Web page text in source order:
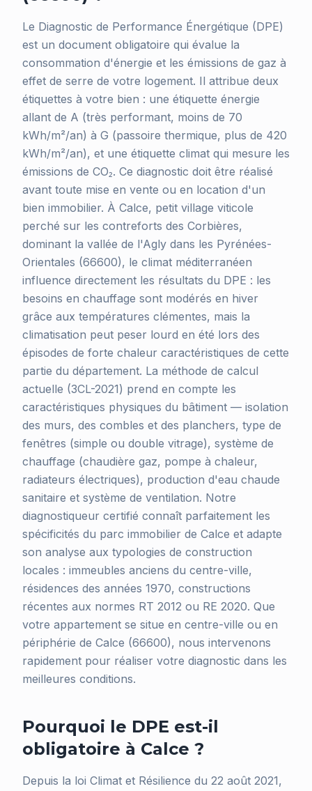
Le Diagnostic de Performance Énergétique (DPE)
est un document obligatoire qui évalue la
consommation d'énergie et les émissions de gaz à
effet de serre de votre logement. Il attribue deux
étiquettes à votre bien : une étiquette énergie
allant de A (très performant, moins de 70
kWh/m²/an) à G (passoire thermique, plus de 420
kWh/m²/an), et une étiquette climat qui mesure les
émissions de CO₂. Ce diagnostic doit être réalisé
avant toute mise en vente ou en location d'un
bien immobilier. À Calce, petit village viticole
perché sur les contreforts des Corbières,
dominant la vallée de l'Agly dans les Pyrénées-
Orientales (66600), le climat méditerranéen
influence directement les résultats du DPE : les
besoins en chauffage sont modérés en hiver
grâce aux températures clémentes, mais la
climatisation peut peser lourd en été lors des
épisodes de forte chaleur caractéristiques de cette
partie du département. La méthode de calcul
actuelle (3CL-2021) prend en compte les
caractéristiques physiques du bâtiment — isolation
des murs, des combles et des planchers, type de
fenêtres (simple ou double vitrage), système de
chauffage (chaudière gaz, pompe à chaleur,
radiateurs électriques), production d'eau chaude
sanitaire et système de ventilation. Notre
diagnostiqueur certifié connaît parfaitement les
spécificités du parc immobilier de Calce et adapte
son analyse aux typologies de construction
locales : immeubles anciens du centre-ville,
résidences des années 1970, constructions
récentes aux normes RT 2012 ou RE 2020. Que
votre appartement se situe en centre-ville ou en
périphérie de Calce (66600), nous intervenons
rapidement pour réaliser votre diagnostic dans les
meilleures conditions.
Pourquoi le DPE est-il
obligatoire à Calce ?
Depuis la loi Climat et Résilience du 22 août 2021,